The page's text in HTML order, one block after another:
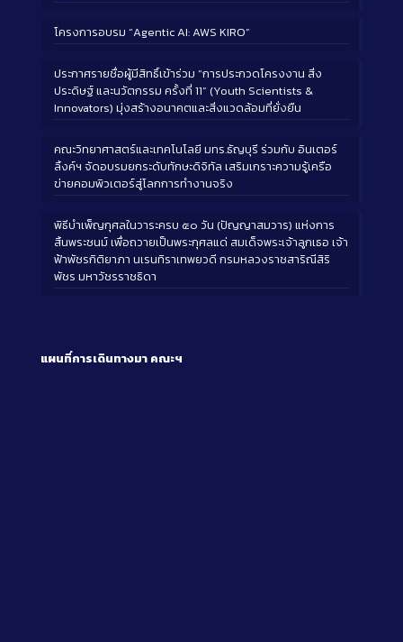
โครงการอบรม “Agentic AI: AWS KIRO”
ประกาศรายชื่อผู้มีสิทธิ์เข้าร่วม “การประกวดโครงงาน สิ่ง
ประดิษฐ์ และนวัตกรรม ครั้งที่ 11” (Youth Scientists &
Innovators) มุ่งสร้างอนาคตและสิ่งแวดล้อมที่ยั่งยืน
คณะวิทยาศาสตร์และเทคโนโลยี มทร.ธัญบุรี ร่วมกับ อินเตอร์
ลิ้งค์ฯ จัดอบรมยกระดับทักษะดิจิทัล เสริมเกราะความรู้เครือ
ข่ายคอมพิวเตอร์สู่โลกการทำงานจริง
พิธีบำเพ็ญกุศลในวาระครบ ๕๐ วัน (ปัญญาสมวาร) แห่งการ
สิ้นพระชนม์ เพื่อถวายเป็นพระกุศลแด่ สมเด็จพระเจ้าลูกเธอ เจ้า
ฟ้าพัชรกิติยาภา นเรนทิราเทพยวดี กรมหลวงราชสาริณีสิริ
พัชร มหาวัชรราชธิดา
แผนที่การเดินทางมา คณะฯ